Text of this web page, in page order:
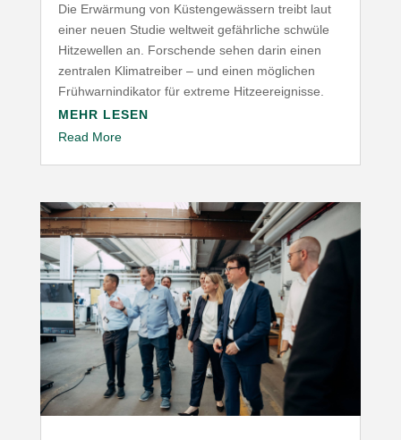
Die Erwärmung von Küsten­ge­wässern treibt laut
einer neuen Studie weltweit gefähr­liche schwüle
Hitze­wellen an. Forschende sehen darin einen
zentralen Klima­treiber – und einen möglichen
Früh­warn­in­di­kator für extreme Hitzeereignisse.
MEHR LESEN
Read More